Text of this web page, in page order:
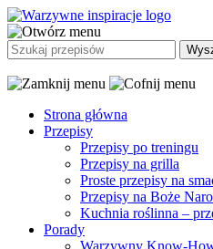
Strona główna
Przepisy
Przepisy po treningu
Przepisy na grilla
Proste przepisy na
Przepisy na Boże
Kuchnia roślinna –
Porady
Warzywny Know-